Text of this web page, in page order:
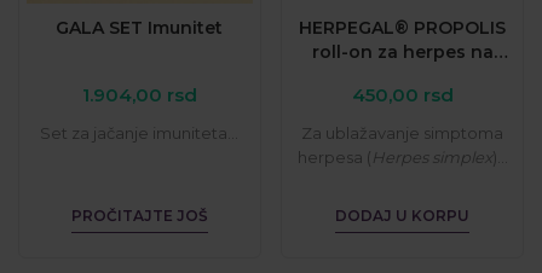
GALA SET Imunitet
1.904,00 rsd
Set za jačanje imuniteta...
PROČITAJTE JOŠ
HERPEGAL® PROPOLIS
roll-on za herpes na
450,00 rsd
Za ublažavanje simptoma
herpesa (Herpes simplex)...
DODAJ U KORPU